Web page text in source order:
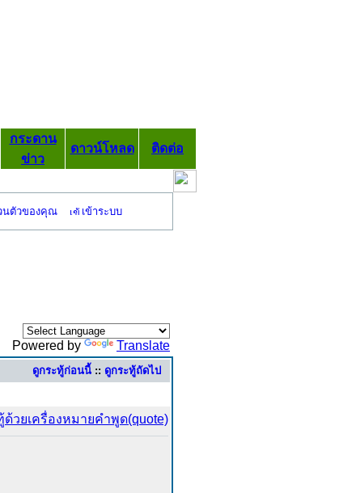
กระดาน
ข่าว
ดาวน์โหลด ติดต่อ
นตัวของคุณ เข้าระบบ
Powered by Translate
ดูกระทู้ก่อนนี้ :: ดูกระทู้ถัดไป